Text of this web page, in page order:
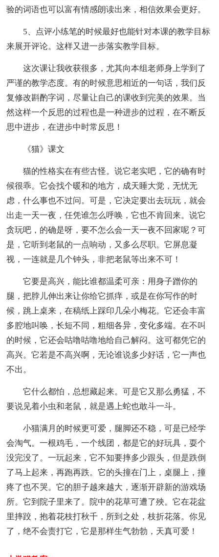
验的词语也可以富有情感朗读出来，相信效果会更好。
5、点评小练笔的时候最好也能针对本课的教学目标
来展开评论。这样又进一步落实教学目标。
这次课让我收获很多，尤其向本组老师身上学到了
严谨的教学态度。有的时候意思相近的一句话，我们反
复修改斟酌字词，尽量让自己的课收到完美的效果。当
然这样一个反思的过程也是一种进步的过程，在不断反
思中进步，在进步中时常反思！
《猫》课文
猫的性格实在有些古怪。说它老实吧，它的确有时
候很乖。它会找个暖和的地方，成天睡大觉，无忧无
虑，什么事也不过问。可是，它决定要出去玩玩，就会
出走一天一夜，任凭谁怎么呼唤，它也不肯回来。说它
贪玩吧，的确是呀，要不怎么会一天一夜不回家呢？可
是，它听到老鼠的一点响动，又多么尽职。它屏息凝
视，一连就是几个钟头，非把老鼠等出来不可！
它要是高兴，能比谁都温柔可亲：用身子蹭你的
腿，把脖儿伸出来让你给它抓痒，或是在你写作的时
候，跳上桌来，在稿纸上踩印几朵小梅花。它还会丰富
多腔地叫唤，长短不同，粗细各异，变化多端。在不叫
的时候，它还会咕噜咕噜地给自己解闷。这可都凭它的
高兴。它若是不高兴啊，无论谁说多少好话，它一声也
不出。
它什么都怕，总想藏起来。可是它又那么勇猛，不
要说见着小虫和老鼠，就是遇上蛇也敢斗一斗。
小猫满月的时候更可爱，腿脚还不稳，可是已经学
会淘气。一根鸡毛，一个线团，都是它的好玩具，耍个
没完没了。一玩起来，它不知要摔多少跟头，但是跌倒
了马上起来，再跑再跌。它的头撞在门上，桌腿上，撞
疼了也不哭。它的胆子越来越大，逐渐开辟新的游戏场
所。它到院子里来了。院中的花草可遭了殃。它在花盆
里摔跤，抱着花枝打秋千，所到之处，枝折花落。你见
了，绝不会责打它，它是那样生气勃勃，天真可爱！